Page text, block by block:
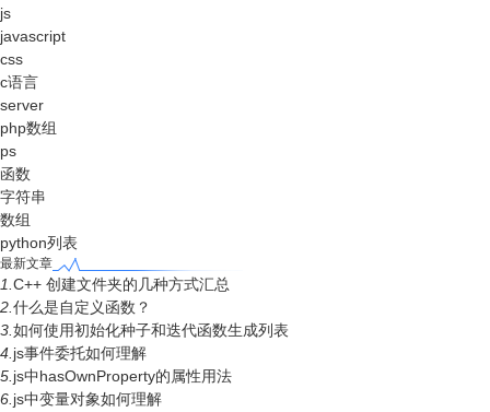
js
javascript
css
c语言
server
php数组
ps
函数
字符串
数组
python列表
最新文章
1.C++ 创建文件夹的几种方式汇总
2.什么是自定义函数？
3.如何使用初始化种子和迭代函数生成列表
4.js事件委托如何理解
5.js中hasOwnProperty的属性用法
6.js中变量对象如何理解